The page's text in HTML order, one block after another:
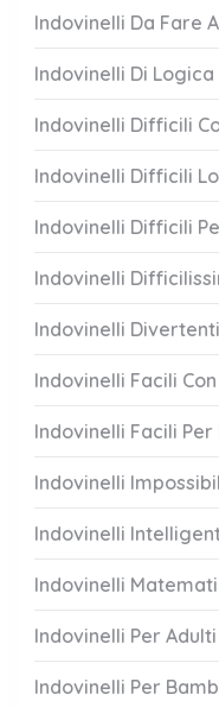
Indovinelli Da Fare
Indovinelli Di Logica
Indovinelli Difficili
Indovinelli Difficili
Indovinelli Difficili
Indovinelli
Indovinelli
Indovinelli Facili
Indovinelli Facili
Indovinelli
Indovinelli
Indovinelli
Indovinelli Per
Indovinelli Per